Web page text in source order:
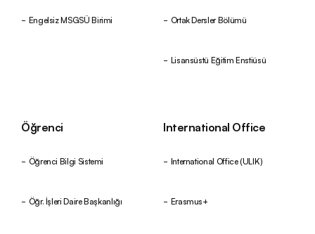
Engelsiz MSGSÜ Birimi Ortak Dersler Bölümü
Lisansüstü Eğitim Enstiüsü
Öğrenci
Öğrenci Bilgi Sistemi
Öğr. İşleri Daire Başkanlığı
International Office
International Office (ULIK)
Erasmus+